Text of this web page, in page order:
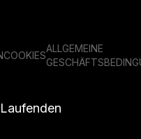
COOKIES
ALLGEMEINE